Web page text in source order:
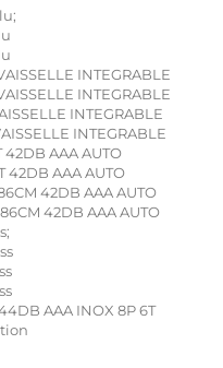
INTEGRABLE
INTEGRABLE
INTEGRABLE
INTEGRABLE
42DB AAA AUTO
42DB AAA AUTO
42DB AAA AUTO
42DB AAA AUTO
AAA INOX 8P 6T